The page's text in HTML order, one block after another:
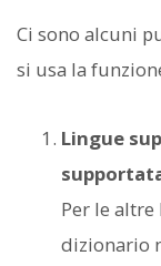
Ci sono alcuni
si usa la
Lingue
Per le
dizionario